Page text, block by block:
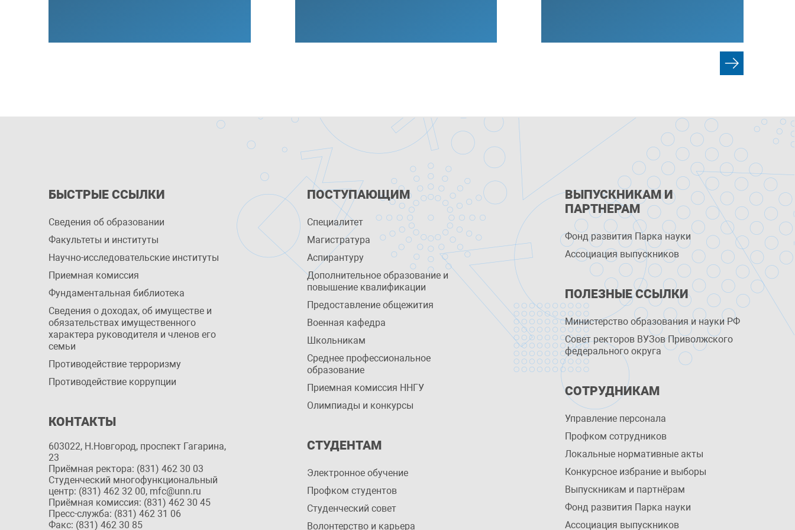
БЫСТРЫЕ ССЫЛКИ
Сведения об образовании
Факультеты и институты
Научно-исследовательские институты
Приемная комиссия
Фундаментальная библиотека
Сведения о доходах, об имуществе и
обязательствах имущественного
характера руководителя и членов его
семьи
Противодействие терроризму
Противодействие коррупции
КОНТАКТЫ
603022, Н.Новгород, проспект Гагарина,
23
Приёмная ректора: (831) 462 30 03
Студенческий многофункциональный
центр: (831) 462 32 00, mfc@unn.ru
Приёмная комиссия: (831) 462 30 45
Пресс-служба: (831) 462 31 06
Факс: (831) 462 30 85
ПОСТУПАЮЩИМ
Специалитет
Магистратура
Аспирантуру
Дополнительное образование и
повышение квалификации
Предоставление общежития
Военная кафедра
Школьникам
Среднее профессиональное
образование
Приемная комиссия ННГУ
Олимпиады и конкурсы
СТУДЕНТАМ
Электронное обучение
Профком студентов
Студенческий совет
Волонтерство и карьера
ВЫПУСКНИКАМ И
ПАРТНЕРАМ
Фонд развития Парка науки
Ассоциация выпускников
ПОЛЕЗНЫЕ ССЫЛКИ
Министерство образования и науки РФ
Совет ректоров ВУЗов Приволжского
федерального округа
СОТРУДНИКАМ
Управление персоналa
Профком сотрудников
Локальные нормативные акты
Конкурсное избрание и выборы
Выпускникам и партнёрам
Фонд развития Парка науки
Ассоциация выпускников